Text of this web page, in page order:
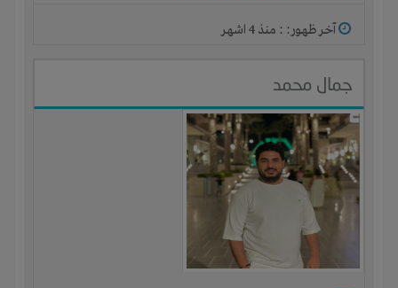
آخر ظهور: : منذ 4 اشهر
جمال محمد